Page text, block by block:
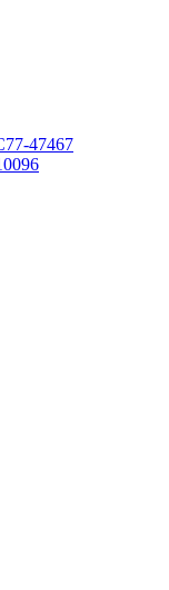
47467